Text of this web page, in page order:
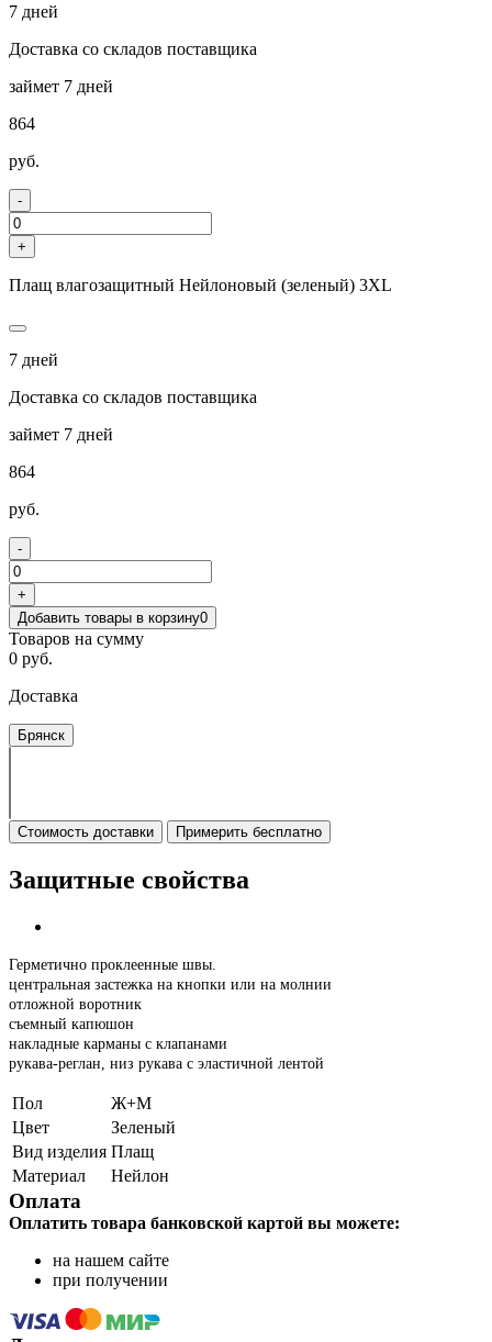
7 дней
Доставка со складов поставщика
займет 7 дней
864
руб.
-
+
Плащ влагозащитный Нейлоновый (зеленый) 3ХL
7 дней
Доставка со складов поставщика
займет 7 дней
864
руб.
-
+
Добавить товары в корзину0
Товаров на сумму
0 руб.
Доставка
Брянск
Стоимость доставки Примерить бесплатно
Защитные свойства
Герметично проклеенные швы.
центральная застежка на кнопки или на молнии
отложной воротник
съемный капюшон
накладные карманы с клапанами
рукава-реглан, низ рукава с эластичной лентой
Пол
Ж+М
Цвет
Зеленый
Вид изделия Плащ
Материал
Нейлон
Оплата
Оплатить товара банковской картой вы можете:
на нашем сайте
при получении